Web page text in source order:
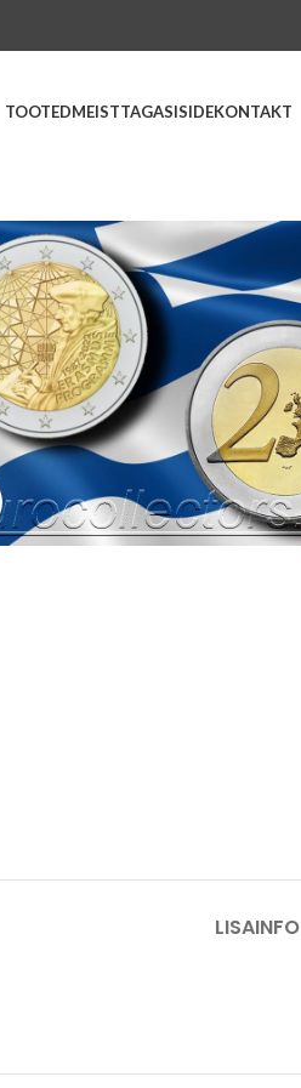
TOOTEDMEISTTAGASISIDEKONTAKT
Suurenda
LISAINFO